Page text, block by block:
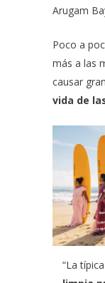
Arugam
Poco a
más a las
causar
vida de
“La